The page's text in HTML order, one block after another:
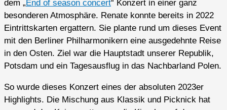
dem „End of season concert“ Konzert in einer ganz
besonderen Atmosphäre. Renate konnte bereits in 2022
Eintrittskarten ergattern. Sie plante rund um dieses Event
mit den Berliner Philharmonikern eine ausgedehnte Reise
in den Osten. Ziel war die Hauptstadt unserer Republik,
Potsdam und ein Tagesausflug in das Nachbarland Polen.
So wurde dieses Konzert eines der absoluten 2023er
Highlights. Die Mischung aus Klassik und Picknick hat